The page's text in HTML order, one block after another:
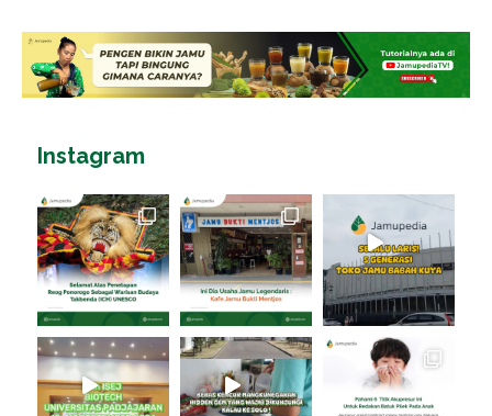
Instagram